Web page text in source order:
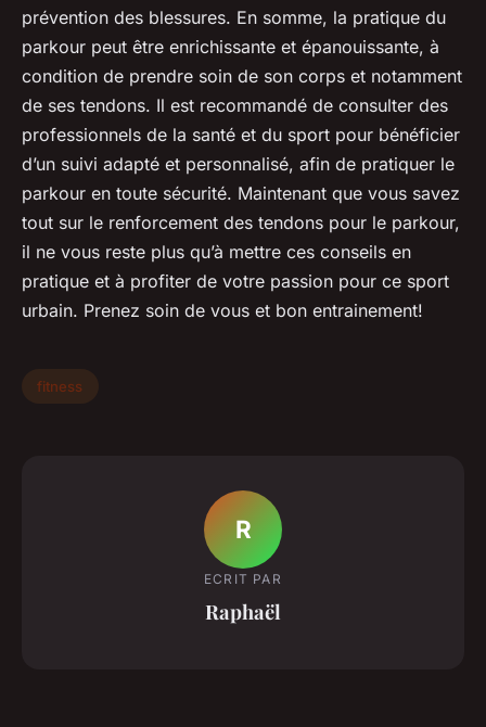
prévention des blessures. En somme, la pratique du
parkour peut être enrichissante et épanouissante, à
condition de prendre soin de son corps et notamment
de ses tendons. Il est recommandé de consulter des
professionnels de la santé et du sport pour bénéficier
d’un suivi adapté et personnalisé, afin de pratiquer le
parkour en toute sécurité. Maintenant que vous savez
tout sur le renforcement des tendons pour le parkour,
il ne vous reste plus qu’à mettre ces conseils en
pratique et à profiter de votre passion pour ce sport
urbain. Prenez soin de vous et bon entrainement!
fitness
R
ECRIT PAR
Raphaël